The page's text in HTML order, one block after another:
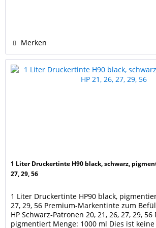
Merken
1 Liter Druckertinte H90 black, schwarz,
27, 29, 56
1 Liter Druckertinte HP90 black,
27, 29, 56 Premium-Markentinte zum
HP Schwarz-Patronen 20, 21, 26, 27, 29,
pigmentiert Menge: 1000 ml Dies ist